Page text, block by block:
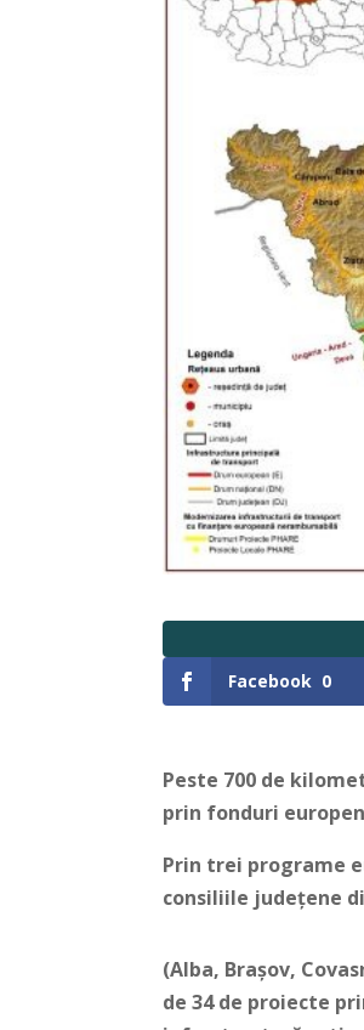
Facebook 0
Peste 700 de
prin fonduri
Prin trei programe
consiliile județene
(Alba, Brașov,
de 34 de proiecte